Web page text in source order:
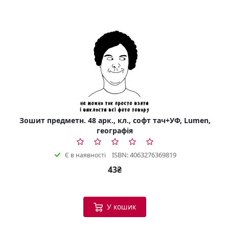
Зошит предметн. 48 арк., кл., софт тач+УФ, Lumen,
географія
Є в наявності ISBN: 4063276369819
43₴
У кошик